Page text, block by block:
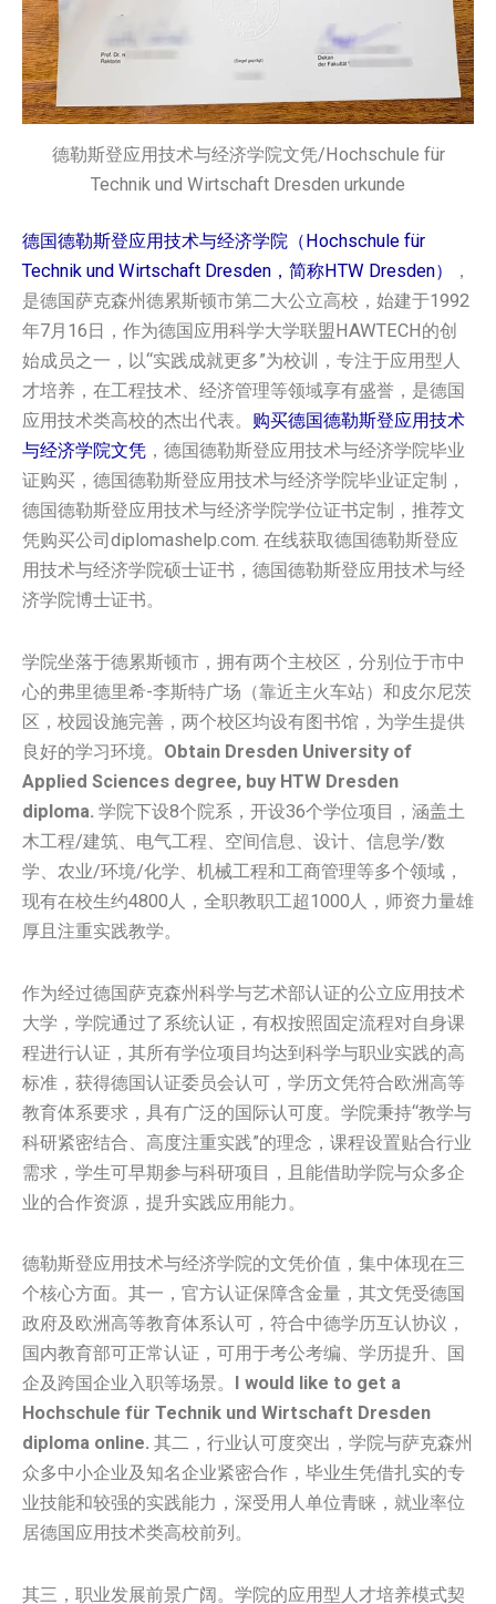
德勒斯登应用技术与经济学院文凭/Hochschule für
Technik und Wirtschaft Dresden urkunde
德国德勒斯登应用技术与经济学院（Hochschule für
Technik und Wirtschaft Dresden，简称HTW Dresden）
，
是德国萨克森州德累斯顿市第二大公立高校，始建于1992
年7月16日，作为德国应用科学大学联盟HAWTECH的创
始成员之一，以“实践成就更多”为校训，专注于应用型人
才培养，在工程技术、经济管理等领域享有盛誉，是德国
应用技术类高校的杰出代表。 购买德国德勒斯登应用技术
与经济学院‌‌‌‌文凭 ，德国德勒斯登应用技术与经济学院‌‌‌‌毕业
证购买，德国德勒斯登应用技术与经济学院‌‌‌‌毕业证定制，
德国德勒斯登应用技术与经济学院‌‌‌‌学位证书定制，推荐文
凭购买公司diplomashelp.com. 在线获取德国德勒斯登应
用技术与经济学院‌‌‌‌硕士证书，德国德勒斯登应用技术与经
济学院‌‌‌‌博士证书。
学院坐落于德累斯顿市，拥有两个主校区，分别位于市中
心的弗里德里希-李斯特广场（靠近主火车站）和皮尔尼茨
区，校园设施完善，两个校区均设有图书馆，为学生提供
良好的学习环境。 Obtain Dresden University of
Applied Sciences degree, buy HTW Dresden
diploma. 学院下设8个院系，开设36个学位项目，涵盖土
木工程/建筑、电气工程、空间信息、设计、信息学/数
学、农业/环境/化学、机械工程和工商管理等多个领域，
现有在校生约4800人，全职教职工超1000人，师资力量雄
厚且注重实践教学。
作为经过德国萨克森州科学与艺术部认证的公立应用技术
大学，学院通过了系统认证，有权按照固定流程对自身课
程进行认证，其所有学位项目均达到科学与职业实践的高
标准，获得德国认证委员会认可，学历文凭符合欧洲高等
教育体系要求，具有广泛的国际认可度。学院秉持“教学与
科研紧密结合、高度注重实践”的理念，课程设置贴合行业
需求，学生可早期参与科研项目，且能借助学院与众多企
业的合作资源，提升实践应用能力。
德勒斯登应用技术与经济学院的文凭价值，集中体现在三
个核心方面。其一，官方认证保障含金量，其文凭受德国
政府及欧洲高等教育体系认可，符合中德学历互认协议，
国内教育部可正常认证，可用于考公考编、学历提升、国
企及跨国企业入职等场景。
I would like to get a
Hochschule für Technik und Wirtschaft Dresden
diploma online. 其二，行业认可度突出，学院与萨克森州
众多中小企业及知名企业紧密合作，毕业生凭借扎实的专
业技能和较强的实践能力，深受用人单位青睐，就业率位
居德国应用技术类高校前列。
其三，职业发展前景广阔。学院的应用型人才培养模式契